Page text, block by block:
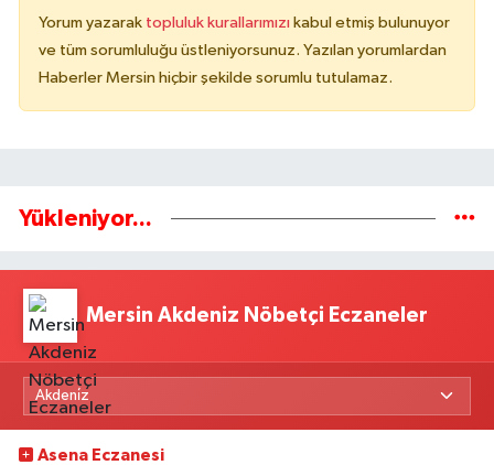
Yorum yazarak topluluk kurallarımızı kabul etmiş bulunuyor
ve tüm sorumluluğu üstleniyorsunuz. Yazılan yorumlardan
Haberler Mersin hiçbir şekilde sorumlu tutulamaz.
Yükleniyor...
Mersin Akdeniz Nöbetçi Eczaneler
Asena Eczanesi